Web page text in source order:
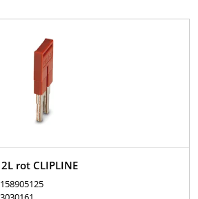
rot CLIPLINE
158905125